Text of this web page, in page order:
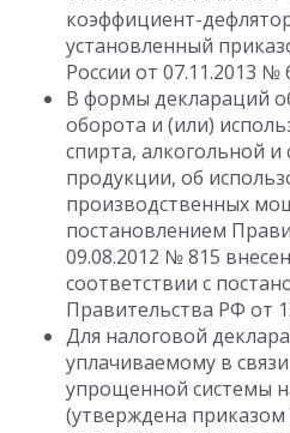
коэффициент-
установленный
России от 07.11.2013 №
В формы деклараций
оборота и (или)
спирта, алкогольной
продукции, об
производственных
постановлением
09.08.2012 № 815
соответствии с
Правительства РФ от
Для налоговой
уплачиваемому в
упрощенной системы
(утверждена